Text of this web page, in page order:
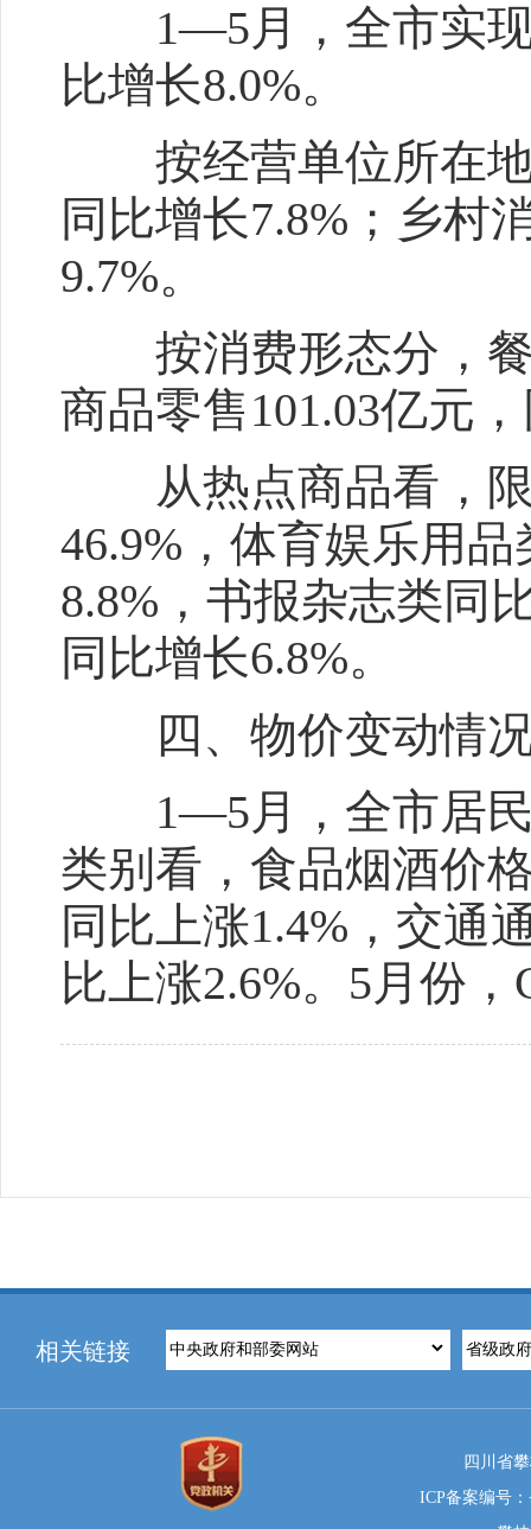
1—5月，全市实现
比增长8.0%。
按经营单位所在地
同比增长7.8%；乡村
9.7%。
按消费形态分，餐
商品零售101.03亿元
从热点商品看，限
46.9%，体育娱乐用
8.8%，书报杂志类同
同比增长6.8%。
四、物价变
1—5月，全市居民
类别看，食品烟酒价
同比上涨1.4%，交通
比上涨2.6%。5月份
相关链接
四川省
ICP备案编号：